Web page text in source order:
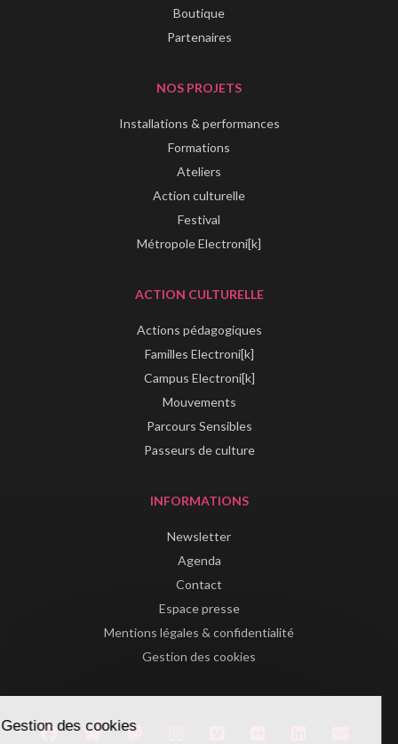
Boutique
Partenaires
NOS PROJETS
Installations & performances
Formations
Ateliers
Action culturelle
Festival
Métropole Electroni[k]
ACTION CULTURELLE
Actions pédagogiques
Familles Electroni[k]
Campus Electroni[k]
Mouvements
Parcours Sensibles
Passeurs de culture
INFORMATIONS
Newsletter
Agenda
Contact
Espace presse
Mentions légales & confidentialité
Gestion des cookies
Gestion des cookies